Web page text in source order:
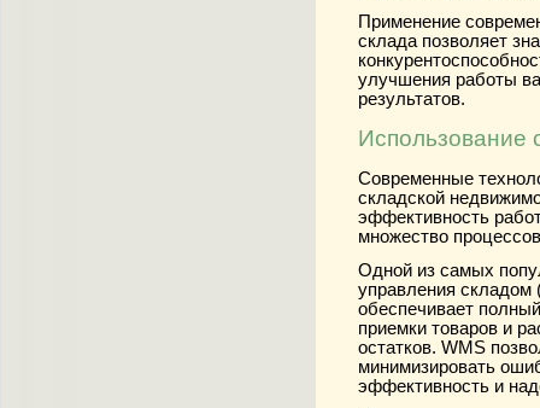
Применение
склада позволяет
улучшения работы
результатов.
Использование
Современные
складской
эффективность
множество
Одной из самых
управления складом
обеспечивает
приемки товаров и
остатков. WMS
минимизировать
эффективность и